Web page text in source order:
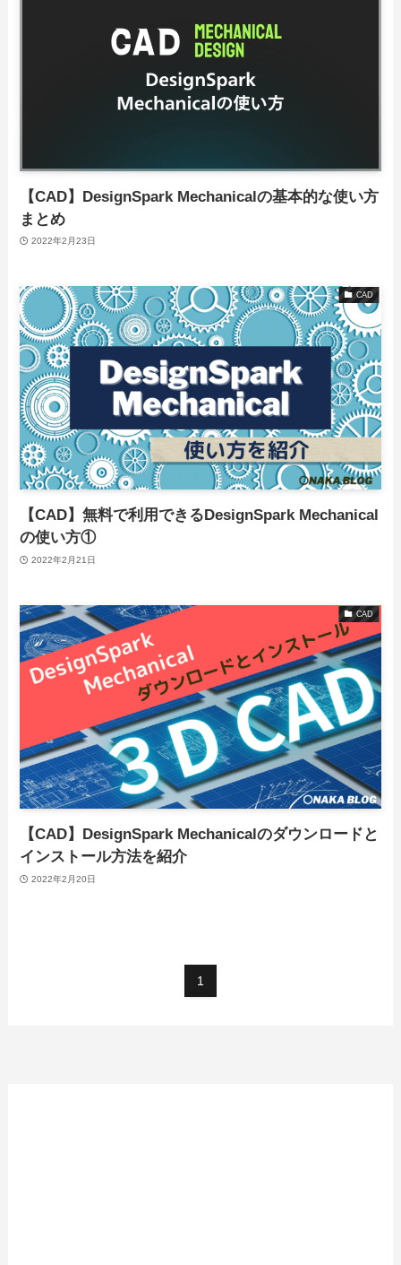
【CAD】DesignSpark Mechanicalの基本的な使い方
まとめ
2022年2月23日
CAD
【CAD】無料で利用できるDesignSpark Mechanical
の使い方①
2022年2月21日
CAD
【CAD】DesignSpark Mechanicalのダウンロードと
インストール方法を紹介
2022年2月20日
1